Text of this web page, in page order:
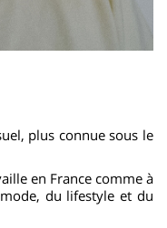
plus connue sous le
en France comme à
du lifestyle et du